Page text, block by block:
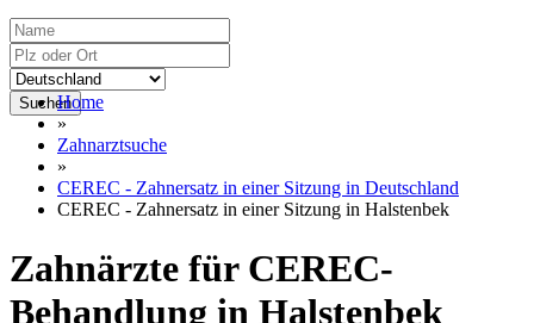
SuchenHome
»
Zahnarztsuche
»
CEREC - Zahnersatz in einer Sitzung in Deutschland
CEREC - Zahnersatz in einer Sitzung in Halstenbek
Zahnärzte für CEREC-
Behandlung in Halstenbek